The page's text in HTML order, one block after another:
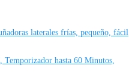
laterales frías, pequeño, fácil
Temporizador hasta 60 Minutos,